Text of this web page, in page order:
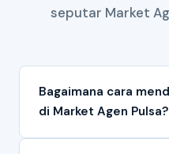
seputar Market
Bagaimana cara
di Market Agen Pulsa?